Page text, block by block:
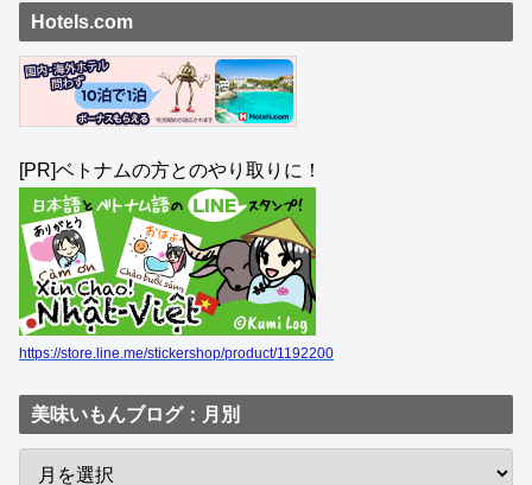
Hotels.com
[PR]ベトナムの方とのやり取りに！
https://store.line.me/stickershop/product/1192200
美味いもんブログ：月別